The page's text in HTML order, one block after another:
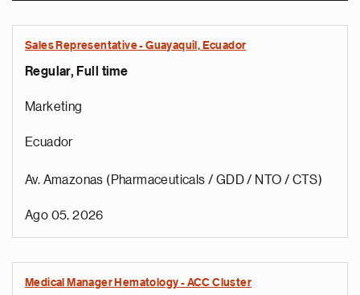
Sales Representative - Guayaquil, Ecuador
Regular, Full time
Marketing
Ecuador
Av. Amazonas (Pharmaceuticals / GDD / NTO / CTS)
Ago 05, 2026
Medical Manager Hematology - ACC Cluster